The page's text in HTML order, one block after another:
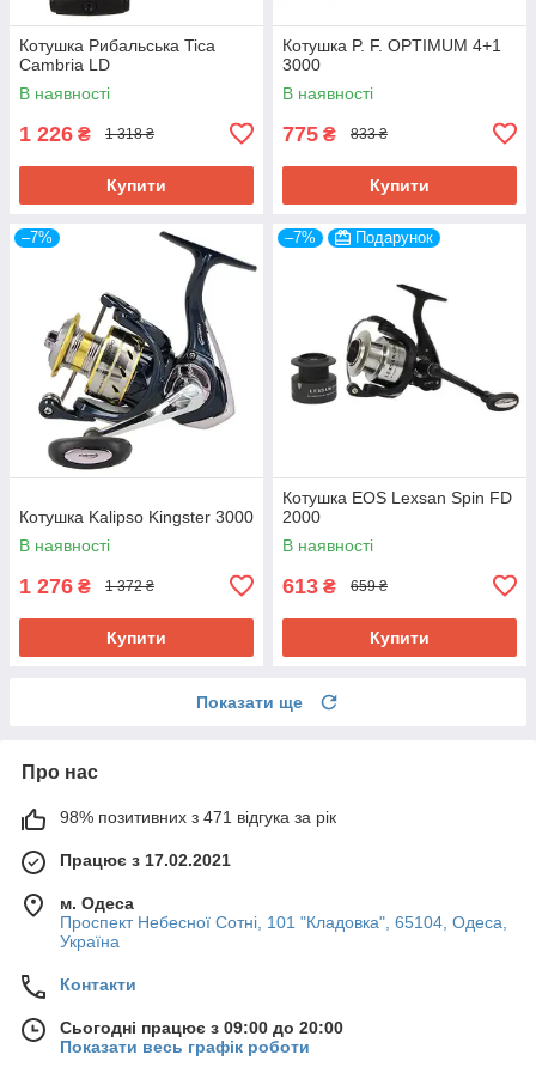
Котушка Рибальська Tica
Cambria LD
В наявності
1 226 ₴ 1 318 ₴
Купити
Котушка P. F. OPTIMUM 4+1
3000
В наявності
775 ₴ 833 ₴
Купити
–7%
Котушка Kalipso Kingster 3000
В наявності
1 276 ₴ 1 372 ₴
Купити
–7% Подарунок
Котушка EOS Lexsan Spin FD
2000
В наявності
613 ₴ 659 ₴
Купити
Показати ще
Про нас
98% позитивних з 471 відгука за рік
Працює з 17.02.2021
м. Одеса
Проспект Небесної Сотні, 101 "Кладовка", 65104, Одеса,
Україна
Контакти
Сьогодні працює з 09:00 до 20:00
Показати весь графік роботи